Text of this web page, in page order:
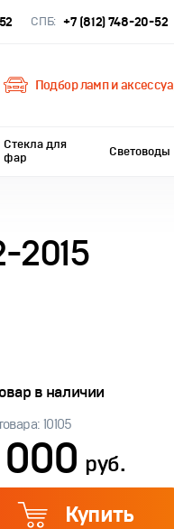
СПБ: +7 (812) 748-20-52
Подбор ламп и
Стекла для
фар
Световоды
2015
в наличии
10105
руб.
Купить